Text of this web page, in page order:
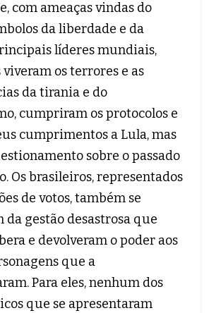
com ameaças vindas do
da liberdade e da
líderes mundiais,
viveram os terrores e as
da tirania e do
cumpriram os protocolos e
cumprimentos a Lula, mas
sobre o passado
Os brasileiros, representados
de votos, também se
da gestão desastrosa que
e devolveram o poder aos
que a
Para eles, nenhum dos
que se apresentaram